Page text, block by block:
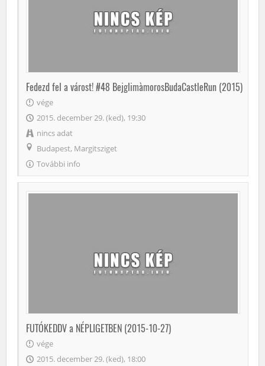
Fedezd fel a várost! #48 BejglimàmorosBudaCastleRun (2015)
vége
2015. december 29. (ked), 19:30
nincs adat
Budapest, Margitsziget
További info
FUTÓKEDDV a NÉPLIGETBEN (2015-10-27)
vége
2015. december 29. (ked), 18:00